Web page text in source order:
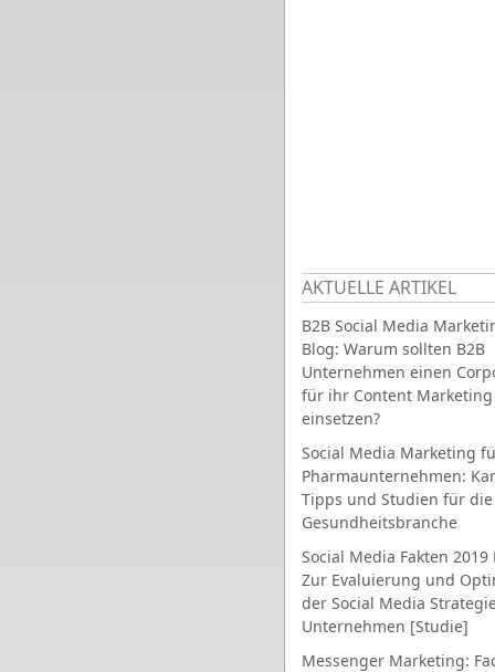
AKTUELLE ARTIKEL
B2B Social Media
Blog: Warum sollten B2B
Unternehmen einen
für ihr Content Marketing
einsetzen?
Social Media Marketing
Pharmaunternehmen:
Tipps und Studien für die
Gesundheitsbranche
Social Media Fakten 2019
Zur Evaluierung und
der Social Media
Unternehmen [Studie]
Messenger Marketing: